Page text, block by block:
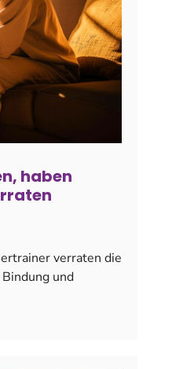
haben
verraten die
und